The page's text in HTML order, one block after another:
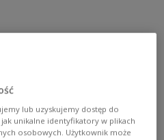
has paid out EUR
lub uzyskujemy dostęp do
unikalne identyfikatory w plikach
osobowych. Użytkownik może